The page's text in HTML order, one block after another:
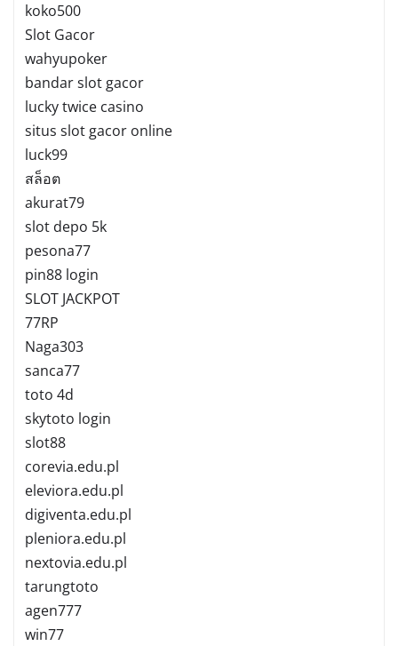
koko500
Slot Gacor
wahyupoker
bandar slot gacor
lucky twice casino
situs slot gacor online
luck99
สล็อต
akurat79
slot depo 5k
pesona77
pin88 login
SLOT JACKPOT
77RP
Naga303
sanca77
toto 4d
skytoto login
slot88
corevia.edu.pl
eleviora.edu.pl
digiventa.edu.pl
pleniora.edu.pl
nextovia.edu.pl
tarungtoto
agen777
win77